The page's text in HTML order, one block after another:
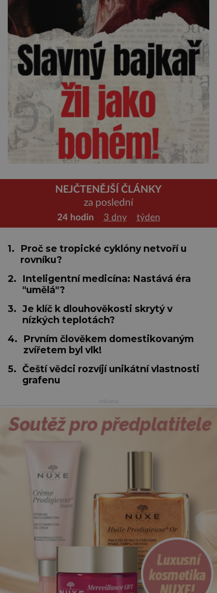
NEJČTENĚJŠÍ ČLÁNKY
za poslední
24 hodin 3 dny týden
1.
Proč se tropické cyklóny netvoří u
rovníku?
2.
Inteligentní medicína: Nastává éra
"umělá"?
3. Je klíč k dlouhověkosti skrytý v
nízkých teplotách?
4.
Prvním člověkem domestikovaným
zvířetem byl vlk!
5. Čeští vědci rozvíjí unikátní vlastnosti
grafenu